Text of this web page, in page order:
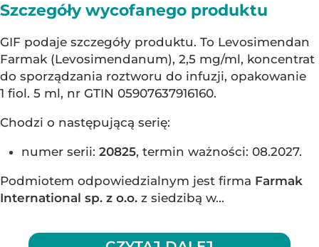
Szczegóły wycofanego produktu
GIF podaje szczegóły produktu. To Levosimendan
Farmak (Levosimendanum), 2,5 mg/ml, koncentrat
do sporządzania roztworu do infuzji, opakowanie
1 fiol. 5 ml, nr GTIN 05907637916160.
Chodzi o następującą serię:
numer serii: 20825, termin ważności: 08.2027.
Podmiotem odpowiedzialnym jest firma Farmak
International sp. z o.o. z siedzibą w...